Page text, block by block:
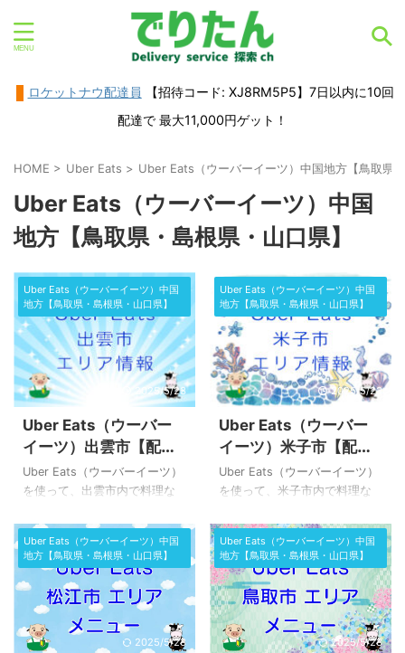
ロケットナウ配達員 【招待コード: XJ8RM5P5】7日以内に10回
配達で 最大11,000円ゲット！
HOME > Uber Eats > Uber Eats（ウーバーイーツ）中国地方【鳥取県
Uber Eats（ウーバーイーツ）中国
地方【鳥取県・島根県・山口県】
Uber Eats（ウーバーイーツ）中国
地方【鳥取県・島根県・山口県】
2025/5/23
Uber Eats（ウーバー
イーツ）出雲市【配達
エリアの範囲】配達パ
ートナーは稼げる？
Uber Eats（ウーバーイーツ）
を使って、出雲市内で料理な
範囲や、配達パートナーは稼
げるのか？実体験ベースの効
率がいい稼ぎ方などをまとめ
ました。 Uber Eats（ウーバー
イーツ）出雲市【配達エリ
ア】範囲マップ 出雲市の注文
エリア範囲・マップ【拡大し
Uber Eats（ウーバーイーツ）中国
地方【鳥取県・島根県・山口県】
2025/5/23
Uber Eats（ウーバー
イーツ）米子市【配達
エリアの範囲】配達パ
ートナーは稼げる？
Uber Eats（ウーバーイーツ）
を使って、米子市内で料理な
範囲や、配達パートナーは稼
げるのか？実体験ベースの効
率がいい稼ぎ方などをまとめ
ました。 Uber Eats（ウーバー
イーツ）米子市【配達エリ
ア】範囲マップ 米子市の注文
エリア範囲・マップ【拡大し
Uber Eats（ウーバーイーツ）中国
地方【鳥取県・島根県・山口県】
2025/5/23
Uber Eats（ウーバーイーツ）中国
地方【鳥取県・島根県・山口県】
2025/5/23